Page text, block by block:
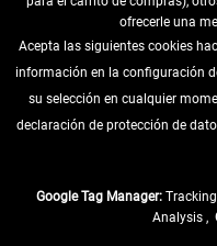
DESISTIR DEL CONTRATO
INFORMACIÓN
ofrecerle una
Acepta las siguientes cookies
información en la configuración
su selección en cualquier
declaración de protección de
Google Tag Manager:
Analysis ,